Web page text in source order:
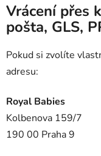
Vrácení přes
pošta, GLS,
Pokud si zvolíte
adresu:
Royal Babies
Kolbenova 159/7
190 00 Praha 9